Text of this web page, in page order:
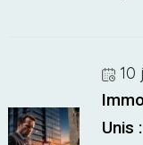
10
Unis